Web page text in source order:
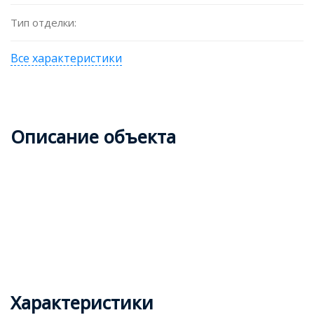
Тип отделки:
Все характеристики
Описание объекта
Характеристики